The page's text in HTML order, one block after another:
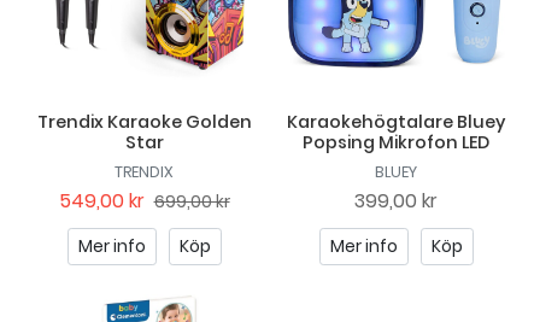
Trendix Karaoke Golden
Star
TRENDIX
549,00 kr 699,00 kr
Mer info
Köp
Karaokehögtalare Bluey
Popsing Mikrofon LED
BLUEY
399,00 kr
Mer info Köp